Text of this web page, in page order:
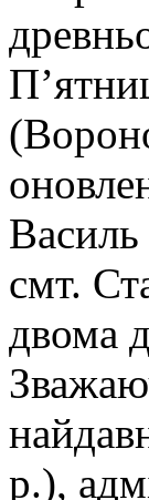
смт.
двома
р.),